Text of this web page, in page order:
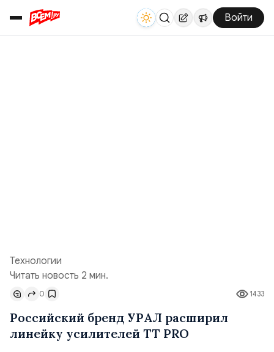
Войти
Технологии
Читать новость 2 мин.
1433
0
Российский бренд УРАЛ расширил
линейку усилителей TT PRO